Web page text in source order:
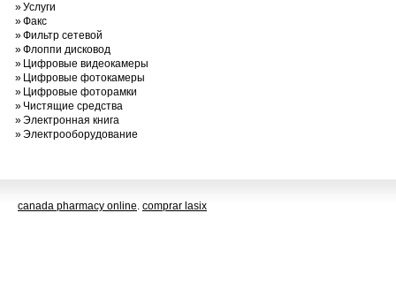
»Услуги
»Факс
»Фильтр сетевой
»Флоппи дисковод
» Цифровые видеокамеры
» Цифровые фотокамеры
» Цифровые фоторамки
» Чистящие средства
»Электронная книга
»Электрооборудование
canada pharmacy online. comprar lasix